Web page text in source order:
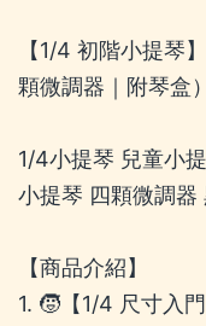
【1/4 初階小提琴
顆微調器｜附琴盒
1/4小提琴 兒童小
小提琴 四顆微調器
【商品介紹】
1. 🧒【1/4 尺寸入